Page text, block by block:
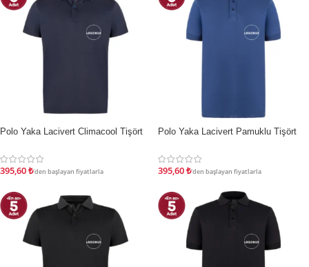
İNDIRIM
Polo Yaka Lacivert Climacool Tişört
395,60₺'den başlayan fiyatlarla
İNDIRIM
Polo Yaka Lacivert Pamuklu Tişört
395,60₺'den başlayan fiyatlarla